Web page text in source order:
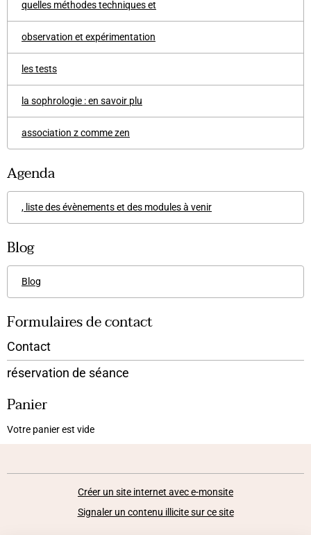
quelles méthodes techniques et
observation et expérimentation
les tests
la sophrologie : en savoir plu
association z comme zen
Agenda
, liste des évènements et des modules à venir
Blog
Blog
Formulaires de contact
Contact
réservation de séance
Panier
Votre panier est vide
Créer un site internet avec e-monsite
Signaler un contenu illicite sur ce site